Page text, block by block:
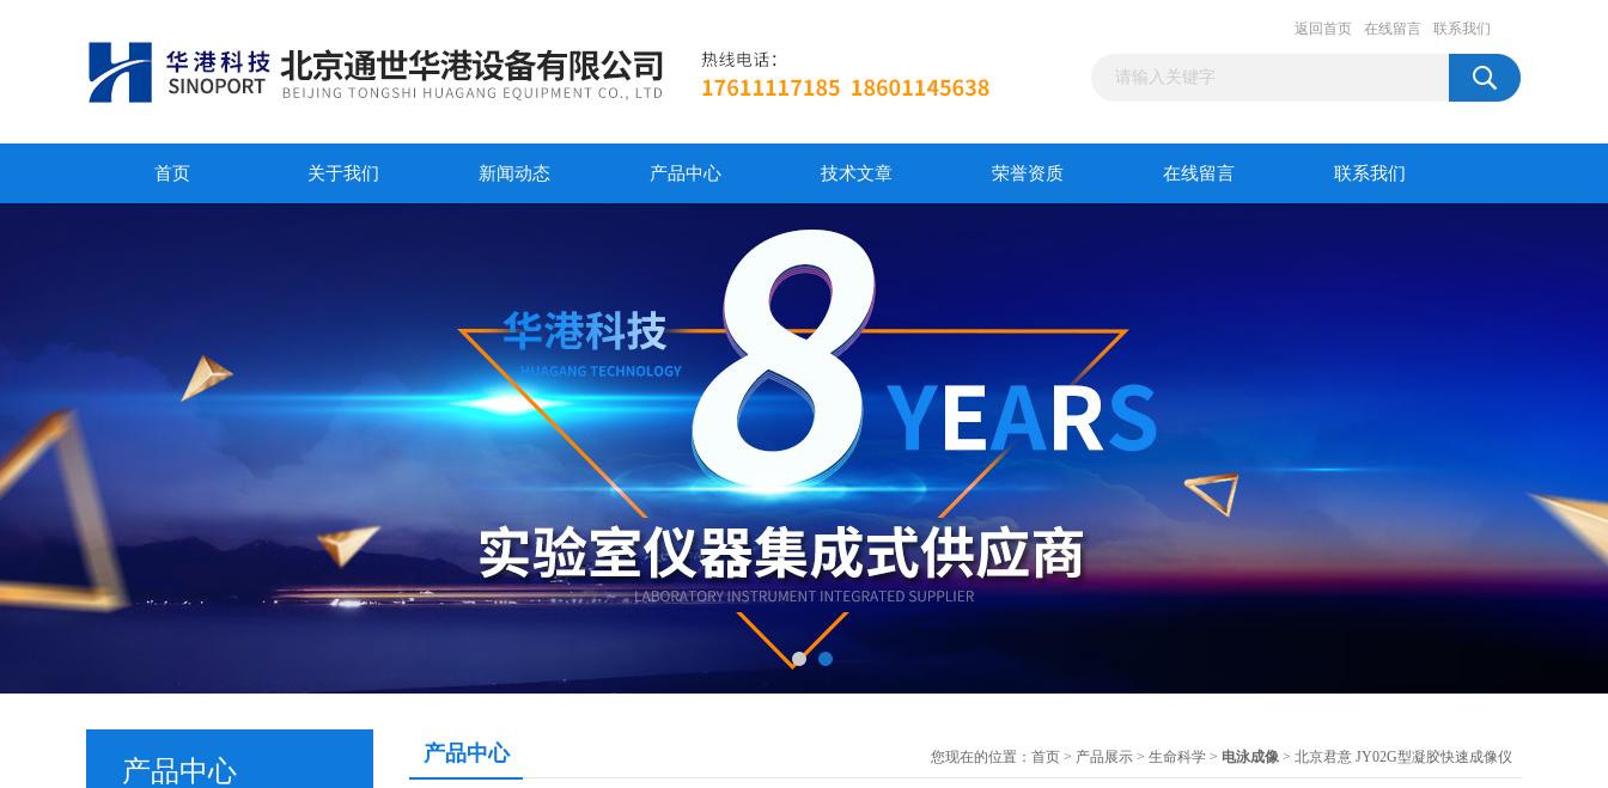
返回首页 在线留言 联系我们
首页 关于我们 新闻动态 产品中心 技术文章 荣誉资质 在线留言 联系我们
产品中心
产品中心 您现在的位置： 首页 > 产品展示 > 生命科学 > 电泳成像 > 北京君意 JY02G型凝胶快速成像仪